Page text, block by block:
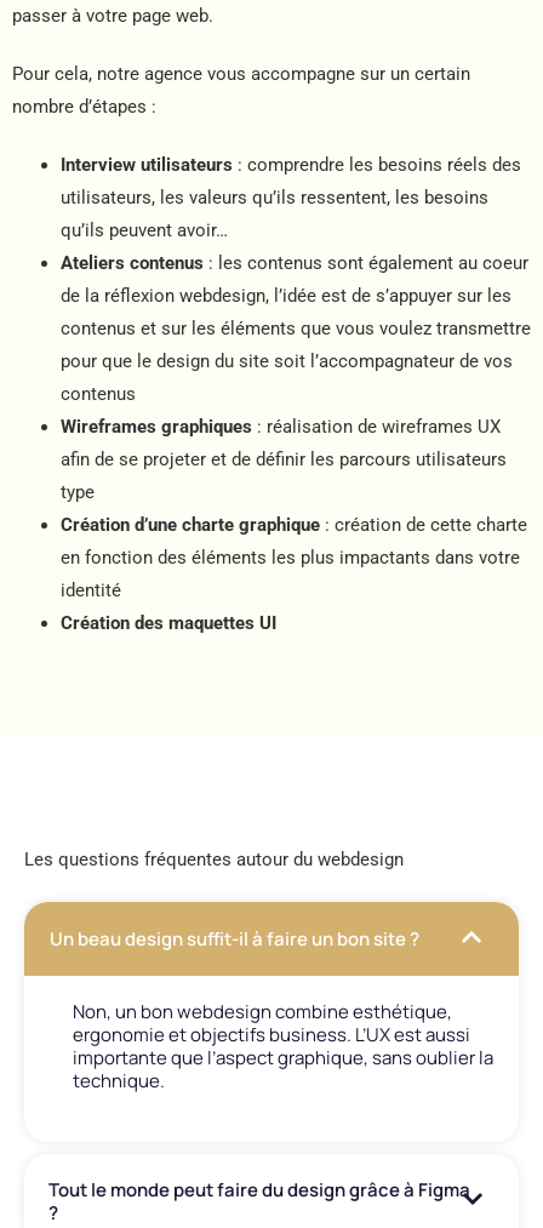
passer à votre page web.
Pour cela, notre agence vous accompagne sur un certain
nombre d’étapes :
Interview utilisateurs : comprendre les besoins réels des
utilisateurs, les valeurs qu’ils ressentent, les besoins
qu’ils peuvent avoir…
Ateliers contenus : les contenus sont également au coeur
de la réflexion webdesign, l’idée est de s’appuyer sur les
contenus et sur les éléments que vous voulez transmettre
pour que le design du site soit l’accompagnateur de vos
contenus
Wireframes graphiques : réalisation de wireframes UX
afin de se projeter et de définir les parcours utilisateurs
type
Création d’une charte graphique : création de cette charte
en fonction des éléments les plus impactants dans votre
identité
Création des maquettes UI
Les questions fréquentes autour du webdesign
Un beau design suffit-il à faire un bon site ?
Non, un bon webdesign combine esthétique,
ergonomie et objectifs business. L’UX est aussi
importante que l’aspect graphique, sans oublier la
technique.
Tout le monde peut faire du design grâce à Figma
?